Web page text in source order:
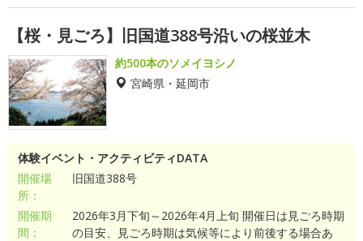
【桜・見ごろ】旧国道388号沿いの桜並木
約500本のソメイヨシノ
宮崎県・延岡市
体験イベント・アクティビティDATA
開催場
所：
旧国道388号
開催期
間：
2026年3月下旬～2026年4月上旬 開催日は見ごろ時期
の目安、見ごろ時期は気候等により前後する場合あ